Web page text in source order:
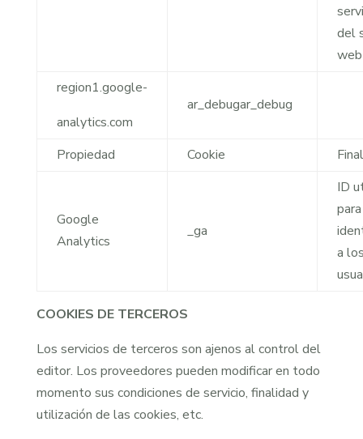
del
web
region1.google-
analytics.com
ar_debugar_debug
Propiedad Cookie
Google
Analytics
_ga
ID
para
a
COOKIES DE TERCEROS
Los servicios de terceros son ajenos al control del
editor. Los proveedores pueden modificar en todo
momento sus condiciones de servicio, finalidad y
utilización de las cookies, etc.